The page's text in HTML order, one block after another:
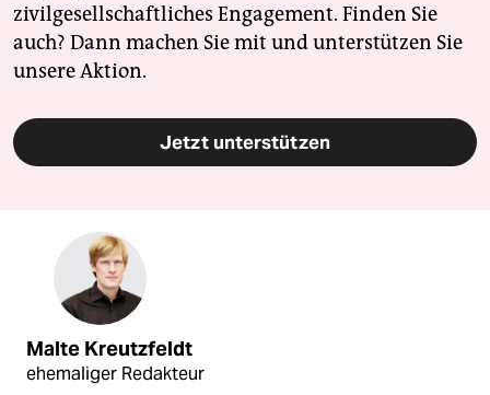
zivilgesellschaftliches Engagement. Finden Sie
auch? Dann machen Sie mit und unterstützen Sie
unsere Aktion.
Jetzt unterstützen
Malte Kreutzfeldt
ehemaliger Redakteur